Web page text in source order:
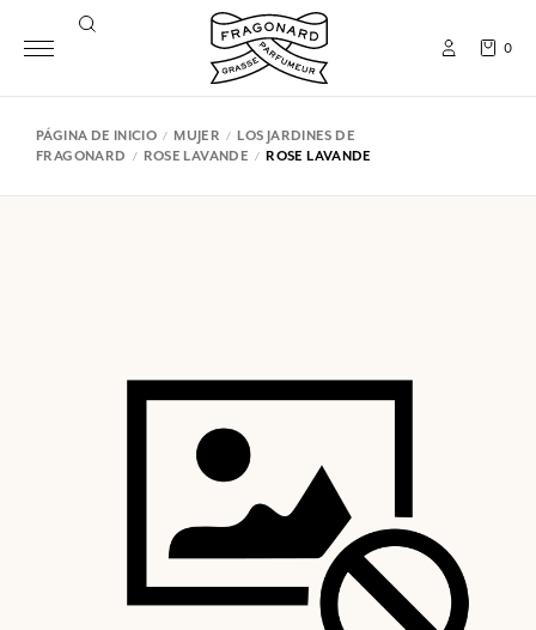
0
PÁGINA DE INICIO MUJER
LOS JARDINES DE
FRAGONARD
ROSE LAVANDE ROSE LAVANDE